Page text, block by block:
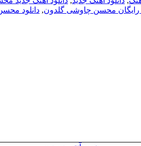
رایگان محسن چاوشی گلدون, دانلود